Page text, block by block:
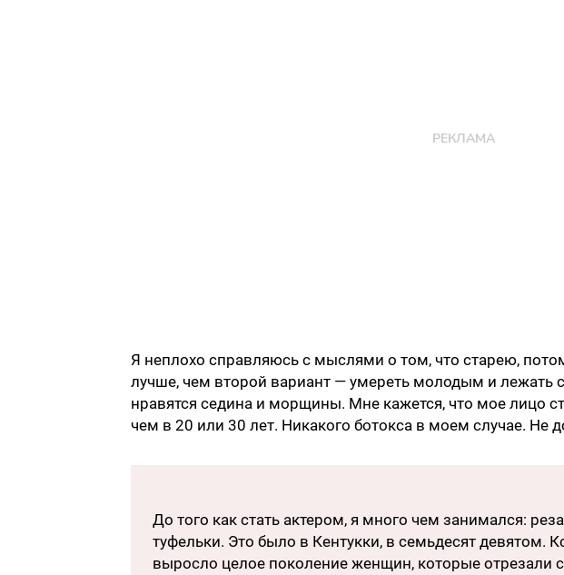
Я неплохо справляюсь с мыслями о том, что старею,
лучше, чем второй вариант — умереть молодым и лежать
нравятся седина и морщины. Мне кажется, что мое лицо
чем в 20 или 30 лет. Никакого ботокса в моем случае. Не
До того как стать актером, я много чем занимался:
туфельки. Это было в Кентукки, в семьдесят девятом.
выросло целое поколение женщин, которые отрезали